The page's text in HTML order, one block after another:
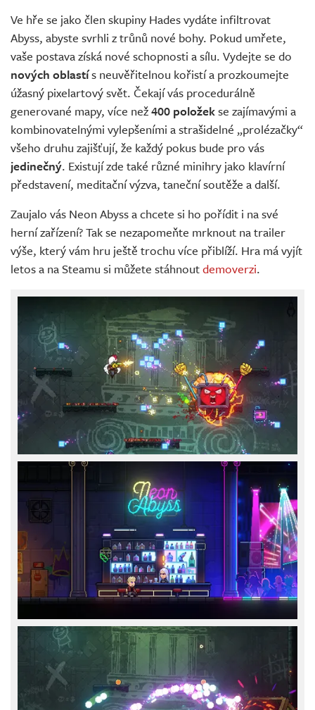
Ve hře se jako člen skupiny Hades vydáte infiltrovat
Abyss, abyste svrhli z trůnů nové bohy. Pokud umřete,
vaše postava získá nové schopnosti a sílu. Vydejte se do
nových oblastís neuvěřitelnou kořistí a prozkoumejte
úžasný pixelartový svět. Čekají vás procedurálně
generované mapy, více než400 položekse zajímavými a
kombinovatelnými vylepšeními a strašidelné „prolézačky“
všeho druhu zajišťují, že každý pokus bude pro vás
jedinečný. Existují zde také různé minihry jako klavírní
představení, meditační výzva, taneční soutěže a další.
Zaujalo vás Neon Abyss a chcete si ho pořídit i na své
herní zařízení? Tak se nezapomeňte mrknout na trailer
výše, který vám hru ještě trochu více přiblíží. Hra má vyjít
letos a na Steamu si můžete stáhnoutdemoverzi.